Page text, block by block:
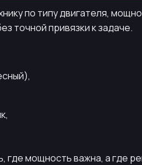
по типу двигателя,
точной привязки к задаче.
где мощность важна, а где